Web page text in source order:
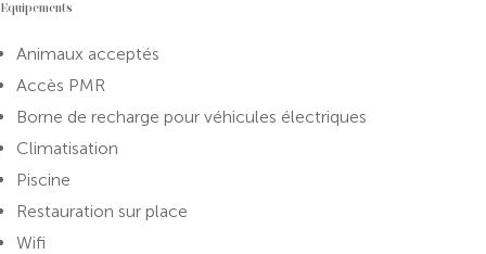
Equipements
Animaux acceptés
Accès PMR
Borne de recharge pour véhicules électriques
Climatisation
Piscine
Restauration sur place
Wifi